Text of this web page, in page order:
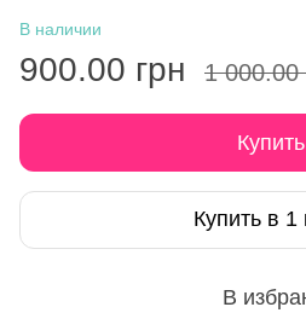
В наличии
900.00 грн 1 000.00
Купить
Купить в 1
В